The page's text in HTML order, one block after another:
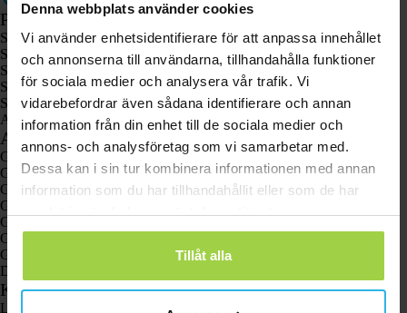
Denna webbplats använder cookies
Vi använder enhetsidentifierare för att anpassa innehållet
och annonserna till användarna, tillhandahålla funktioner
för sociala medier och analysera vår trafik. Vi
vidarebefordrar även sådana identifierare och annan
information från din enhet till de sociala medier och
annons- och analysföretag som vi samarbetar med.
Dessa kan i sin tur kombinera informationen med annan
information som du har tillhandahållit eller som de har
samlat in när du har använt deras tjänster.
Tillåt alla
Produkter
Spotter GPS-spårare X10
Spotter Senior GPS-klocka
Spotter GPS-klocka Explorer
Spotter GPS-klocka för barn
Spotter CatX
Animal Spotter
Användningsområden
GPS-spårare
GPS-spårare för barn
GPS-klockor för barn
GPS-spårare för katter
GPS-spårare för hundar
GPS-spårare för äldre med larmknapp
GPS-spårare vid demens och Alzheimers sjukdom
Den populära larmklockan för äldre utan abonnemang
Kundtjänst
Logga in